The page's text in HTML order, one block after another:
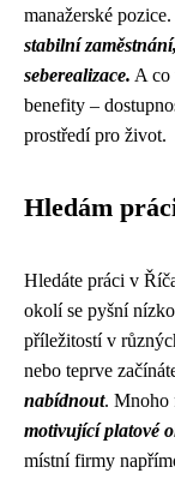
manažerské pozice.
stabilní
seberealizace. A co
benefity –
prostředí pro život.
Hledám
Hledáte práci v
okolí se pyšní
příležitostí v
nebo teprve
nabídnout. Mnoho
motivující platové
místní firmy